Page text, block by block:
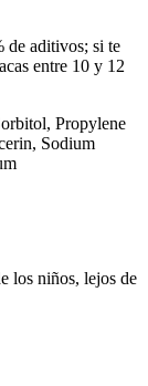
de aditivos; si te
entre 10 y 12
Propylene
Sodium
los niños, lejos de